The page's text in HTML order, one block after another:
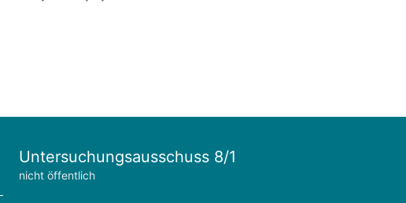
Untersuchungsausschuss 8/1
nicht öffentlich